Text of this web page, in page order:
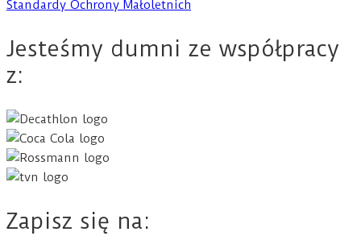
Standardy Ochrony Małoletnich
Jesteśmy dumni ze współpracy
z:
Zapisz się na: